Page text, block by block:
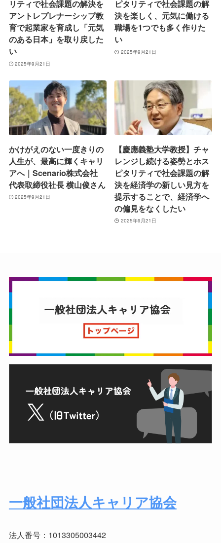
リティで社会課題の解決を
アントレプレナーシップ教
育で起業家を育成し「元気
のある日本」を取り戻した
い
2025年9月21日
ピタリティで社会課題の解
決を楽しく、元気に働ける
職場を1つでも多く作りた
い
2025年9月21日
かけがえのない一度きりの
人生が、最高に輝くキャリ
アへ｜Scenario株式会社
代表取締役社長 横山俊さん
2025年9月21日
【慶應義塾大学教授】チャ
レンジし続ける姿勢とホス
ピタリティで社会課題の解
決を経済学の新しい見方を
提示することで、経済学へ
の偏見をなくしたい
2025年9月21日
一般社団法人キャリア協会
法人番号：1013305003442